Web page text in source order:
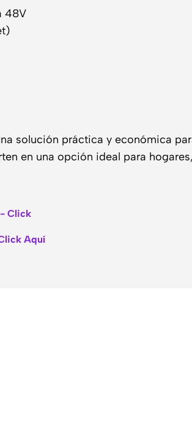
48V
solución práctica y económica
en una opción ideal para
Click
Aquí